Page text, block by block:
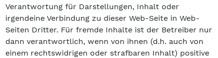
Verantwortung für Darstellungen, Inhalt oder
irgendeine Verbindung zu dieser Web-Seite in Web-
Seiten Dritter. Für fremde Inhalte ist der Betreiber nur
dann verantwortlich, wenn von ihnen (d.h. auch von
einem rechtswidrigen oder strafbaren Inhalt) positive